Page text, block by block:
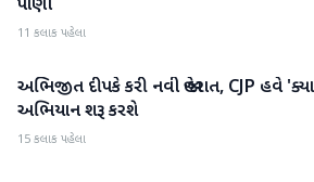
પાણી
11 કલાક પહેલા
રાષ્ટ્રીય
અભિજીત દીપકે કરી નવી જાહેરાત, CJP હવે
અભિયાન શરૂ કરશે
15 કલાક પહેલા